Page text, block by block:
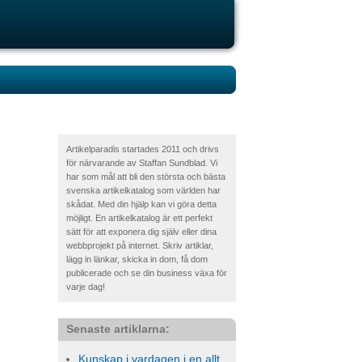
Artikelparadis startades 2011 och drivs
för närvarande av Staffan Sundblad. Vi
har som mål att bli den största och bästa
svenska artikelkatalog som världen har
skådat. Med din hjälp kan vi göra detta
möjligt. En artikelkatalog är ett perfekt
sätt för att exponera dig själv eller dina
webbprojekt på internet. Skriv artiklar,
lägg in länkar, skicka in dom, få dom
publicerade och se din business växa för
varje dag!
Senaste artiklarna:
Kunskap i vardagen i en allt